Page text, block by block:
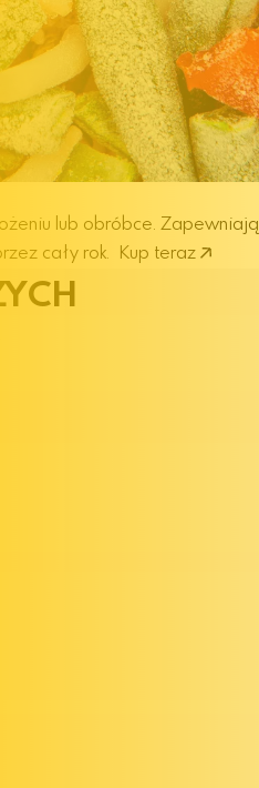
lub obróbce. Zapewniają
cały rok.
Kup teraz